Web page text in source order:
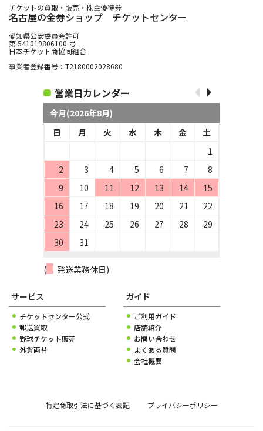
チケットの買取・販売・株主優待券
名古屋の金券ショップ チケットセンター
愛知県公安委員会許可
第 541019806100 号
日本チケット商協同組合
事業者登録番号：T2180002028680
営業日カレンダー
今月(2026年8月)
日
月 火 水 木 金
土
1
2
3 4 5 6 7
8
9
10 11 12 13 14
15
16
17 18 19 20 21
22
23
24 25 26 27 28
29
30
31
( 発送業務休日)
サービス
チケットセンター公式
郵送買取
野球チケット販売
外貨両替
ガイド
ご利用ガイド
店舗紹介
お問い合わせ
よくある質問
会社概要
特定商取引法に基づく表記 プライバシーポリシー